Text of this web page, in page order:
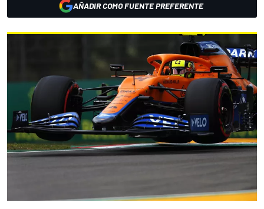
AÑADIR COMO FUENTE PREFERENTE